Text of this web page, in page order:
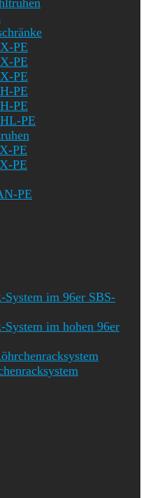
PE
PE
PE
PE
PE
PE
PE
PE
PE
System im 96er SBS-
System im hohen 96er